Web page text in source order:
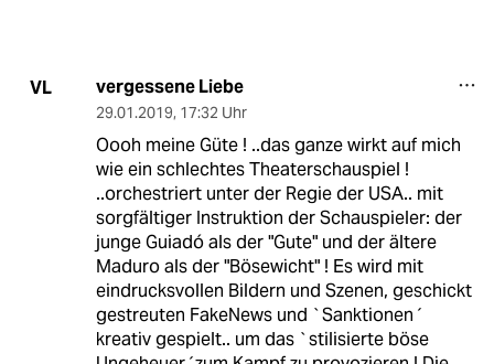
VL vergessene Liebe
29.01.2019, 17:32 Uhr
Oooh meine Güte ! ..das ganze wirkt auf mich
wie ein schlechtes Theaterschauspiel !
..orchestriert unter der Regie der USA.. mit
sorgfältiger Instruktion der Schauspieler: der
junge Guiadó als der "Gute" und der ältere
Maduro als der "Bösewicht" ! Es wird mit
eindrucksvollen Bildern und Szenen, geschickt
gestreuten FakeNews und `Sanktionen´
kreativ gespielt.. um das `stilisierte böse